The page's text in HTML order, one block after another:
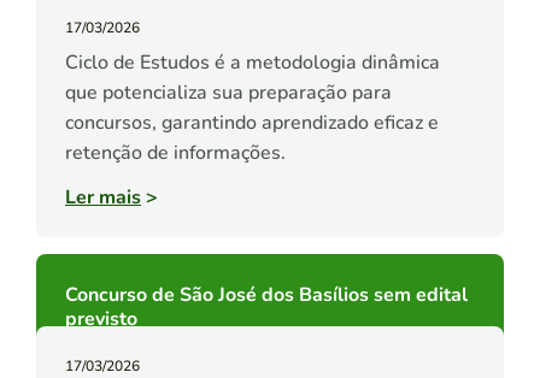
17/03/2026
Ciclo de Estudos é a metodologia dinâmica
que potencializa sua preparação para
concursos, garantindo aprendizado eficaz e
retenção de informações.
Ler mais>
Concurso de São José dos Basílios sem edital
previsto
17/03/2026